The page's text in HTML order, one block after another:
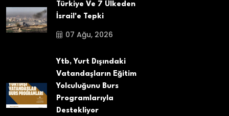
Türkiye Ve 7 Ülkeden
İsrail'e Tepki
07 Ağu, 2026
Ytb, Yurt Dışındaki
Vatandaşların Eğitim
Yolculuğunu Burs
Programlarıyla
Destekliyor